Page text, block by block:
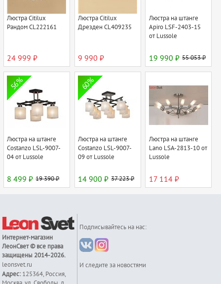
Люстра Citilux
Рандом CL222161
24 999 ₽
Люстра Citilux
Дрезден CL409235
9 990 ₽
Люстра на штанге
Apiro LSF-2403-15
от Lussole
19 990 ₽ 55 053 ₽
56%
Люстра на штанге
Costanzo LSL-9007-
04 от Lussole
8 499 ₽ 19 390 ₽
60%
Люстра на штанге
Costanzo LSL-9007-
09 от Lussole
14 900 ₽ 37 223 ₽
Люстра на штанге
Lano LSA-2813-10 от
Lussole
17 114 ₽
Интернет-магазин
ЛеонСвет© все права
защищены 2014-2026.
leonsvet.ru
Адрес: 125364,Россия,
Подписывайтесь на нас:
И следите за новостями